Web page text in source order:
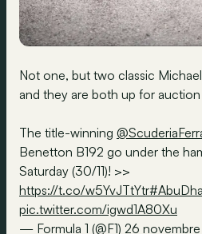
Not one, but two classic
and they are both up for
The title-winning
Benetton B192 go under the
Saturday (30/11)! >>
https://t.co/w5YvJTtYtr
pic.twitter.com/igwd1A80Xu
— Formula 1 (@F1) 26